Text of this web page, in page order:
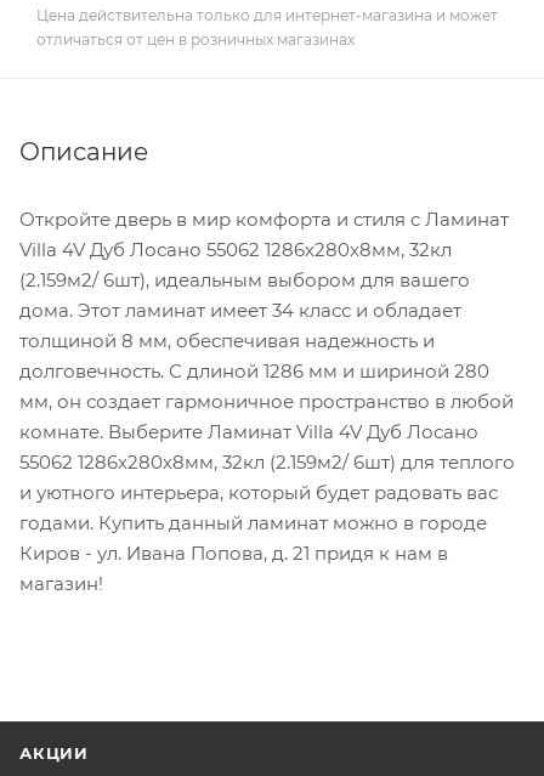
Цена действительна только для интернет-магазина и может
отличаться от цен в розничных магазинах
Описание
Откройте дверь в мир комфорта и стиля с Ламинат
Villa 4V Дуб Лосано 55062 1286х280х8мм, 32кл
(2.159м2/ 6шт), идеальным выбором для вашего
дома. Этот ламинат имеет 34 класс и обладает
толщиной 8 мм, обеспечивая надежность и
долговечность. С длиной 1286 мм и шириной 280
мм, он создает гармоничное пространство в любой
комнате. Выберите Ламинат Villa 4V Дуб Лосано
55062 1286х280х8мм, 32кл (2.159м2/ 6шт) для теплого
и уютного интерьера, который будет радовать вас
годами. Купить данный ламинат можно в городе
Киров - ул. Ивана Попова, д. 21 придя к нам в
магазин!
АКЦИИ